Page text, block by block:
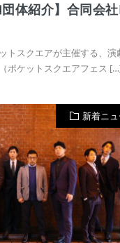
団体紹介】合同会
トスクエアが主催する、演
ポケットスクエアフェス
新着ニ